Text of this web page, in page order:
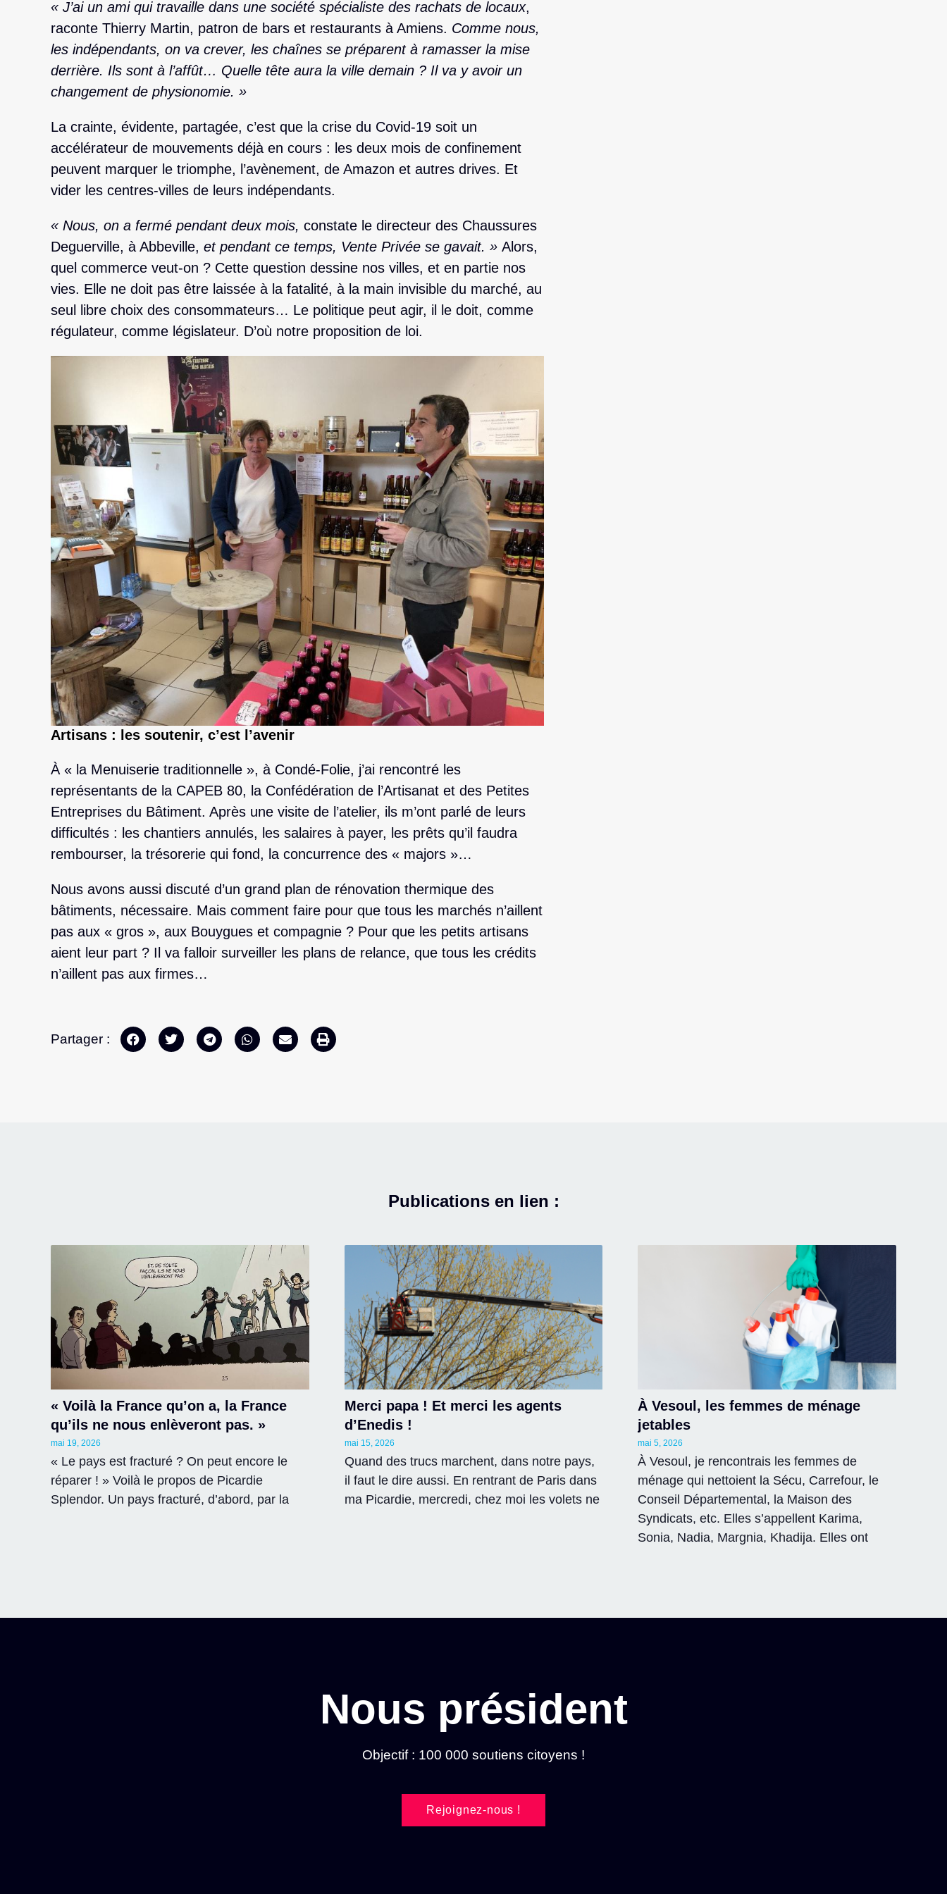
« J’ai un ami qui travaille dans une société spécialiste des rachats de locaux,
raconte Thierry Martin, patron de bars et restaurants à Amiens. Comme nous,
les indépendants, on va crever, les chaînes se préparent à ramasser la mise
derrière. Ils sont à l’affût… Quelle tête aura la ville demain ? Il va y avoir un
changement de physionomie. »
La crainte, évidente, partagée, c’est que la crise du Covid-19 soit un
accélérateur de mouvements déjà en cours : les deux mois de confinement
peuvent marquer le triomphe, l’avènement, de Amazon et autres drives. Et
vider les centres-villes de leurs indépendants.
« Nous, on a fermé pendant deux mois, constate le directeur des Chaussures
Deguerville, à Abbeville, et pendant ce temps, Vente Privée se gavait. » Alors,
quel commerce veut-on ? Cette question dessine nos villes, et en partie nos
vies. Elle ne doit pas être laissée à la fatalité, à la main invisible du marché, au
seul libre choix des consommateurs… Le politique peut agir, il le doit, comme
régulateur, comme législateur. D’où notre proposition de loi.
Artisans : les soutenir, c’est l’avenir
À « la Menuiserie traditionnelle », à Condé-Folie, j’ai rencontré les
représentants de la CAPEB 80, la Confédération de l’Artisanat et des Petites
Entreprises du Bâtiment. Après une visite de l’atelier, ils m’ont parlé de leurs
difficultés : les chantiers annulés, les salaires à payer, les prêts qu’il faudra
rembourser, la trésorerie qui fond, la concurrence des « majors »…
Nous avons aussi discuté d’un grand plan de rénovation thermique des
bâtiments, nécessaire. Mais comment faire pour que tous les marchés n’aillent
pas aux « gros », aux Bouygues et compagnie ? Pour que les petits artisans
aient leur part ? Il va falloir surveiller les plans de relance, que tous les crédits
n’aillent pas aux firmes…
Partager :
Publications en lien :
« Voilà la France qu’on a, la France
qu’ils ne nous enlèveront pas. »
mai 19, 2026
« Le pays est fracturé ? On peut encore le
réparer ! » Voilà le propos de Picardie
Splendor. Un pays fracturé, d’abord, par la
Merci papa ! Et merci les agents
d’Enedis !
mai 15, 2026
Quand des trucs marchent, dans notre pays,
il faut le dire aussi. En rentrant de Paris dans
ma Picardie, mercredi, chez moi les volets ne
À Vesoul, les femmes de ménage
jetables
mai 5, 2026
À Vesoul, je rencontrais les femmes de
ménage qui nettoient la Sécu, Carrefour, le
Conseil Départemental, la Maison des
Syndicats, etc. Elles s’appellent Karima,
Sonia, Nadia, Margnia, Khadija. Elles ont
Nous président
Objectif : 100 000 soutiens citoyens !
Rejoignez-nous !